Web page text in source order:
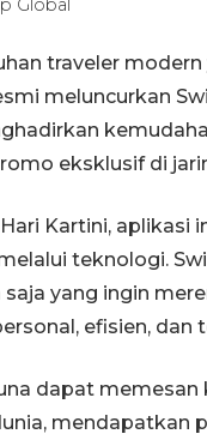
Global
traveler
meluncurkan
eksklusif di
Kartini, aplikasi
teknologi.
yang ingin
efisien, dan
dapat
mendapatkan